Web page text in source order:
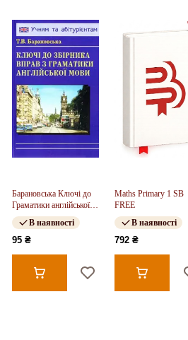
Барановська Ключі до
Граматики англійської
мови
В наявності
95 ₴
Maths Primary 1 SB
FREE
В наявності
792 ₴